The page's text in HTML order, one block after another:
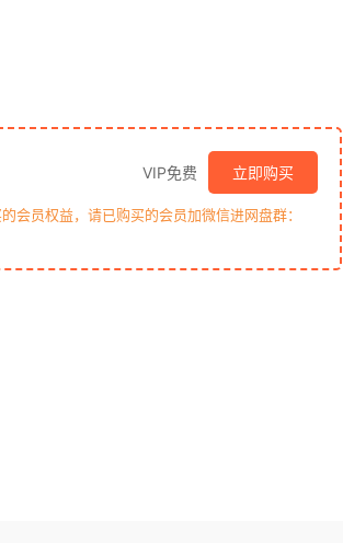
VIP免费 立即购买
会员权益，请已购买的会员加微信进网盘群：